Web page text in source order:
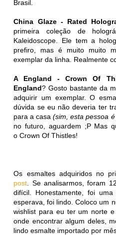
Brasil.
China Glaze - Rated
primeira coleção de
Kaleidoscope. Ele tem a
prefiro, mas é muito muito
exemplar da linha. Realmente
A England - Crown Of
England? Gosto bastante da
adquirir um exemplar. O
dúvida se eu não deveria ter
para a casa(sim, esta pessoa é
no futuro, aguardem ;P Mas
o Crown Of Thistles!
Os esmaltes adquiridos no
post . Se analisarmos, foram
difícil. Honestamente, foi
esperava, foi lindo. Coloco um
wishlist para eu ter um norte
onde encontrar algum deles,
lindo esmalte importado por